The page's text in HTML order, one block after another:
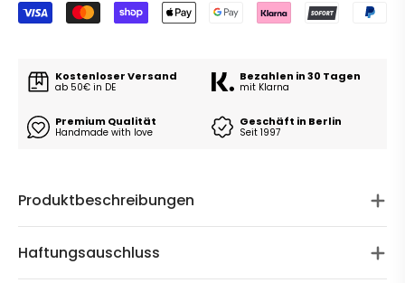
Kostenloser Versand
ab 50€ in DE
Bezahlen in 30 Tagen
mit Klarna
Premium Qualität
Handmade with love
Geschäft in Berlin
Seit 1997
Produktbeschreibungen
Haftungsauschluss